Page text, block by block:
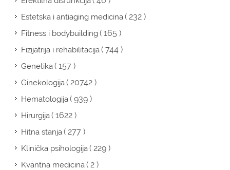
Estetska i antiaging medicina( 232 )
Fitness i bodybuilding( 165 )
Fizijatrija i rehabilitacija( 744 )
Genetika( 157 )
Ginekologija( 20742 )
Hematologija( 939 )
Hirurgija( 1622 )
Hitna stanja( 277 )
Klinička psihologija( 229 )
Kvantna medicina( 2 )